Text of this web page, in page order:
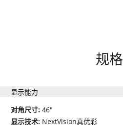
规格
显示能力
对角尺寸:46"
显示技术: NextVision真优彩